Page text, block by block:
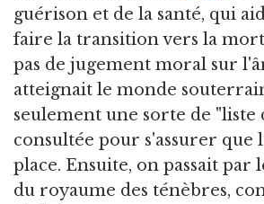
guérison et de la santé, qui
faire la transition vers la
pas de jugement moral sur
atteignait le monde
seulement une sorte de "liste
consultée pour s'assurer que
place. Ensuite, on passait par
du royaume des ténèbres,